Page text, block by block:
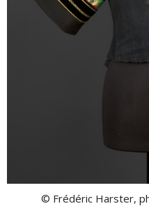
© Frédéric Harster,